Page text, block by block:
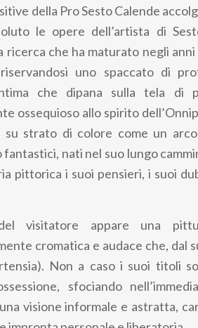
della Pro Sesto Calende
le opere dell’artista di
ricerca che ha maturato negli
uno spaccato di
che dipana sulla tela di
ossequioso allo spirito
strato di colore come un
fantastici, nati nel suo lungo
pittorica i suoi pensieri, i suoi
del visitatore appare una
cromatica e audace che, dal
Non a caso i suoi titoli
sfociando
visione informale e astratta,